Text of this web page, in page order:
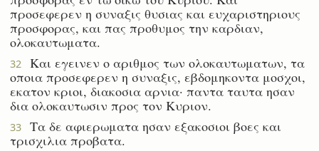
προσεφερεν η συναξις θυσιας και ευχαριστηριους
προσφορας, και πας προθυμος την καρδιαν,
ολοκαυτωματα.
32
Και εγεινεν ο αριθμος των ολοκαυτωματων, τα
οποια προσεφερεν η συναξις, εβδομηκοντα μοσχοι,
εκατον κριοι, διακοσια αρνια· παντα ταυτα ησαν
δια ολοκαυτωσιν προς τον Κυριον.
33
Τα δε αφιερωματα ησαν εξακοσιοι βοες και
τρισχιλια προβατα.